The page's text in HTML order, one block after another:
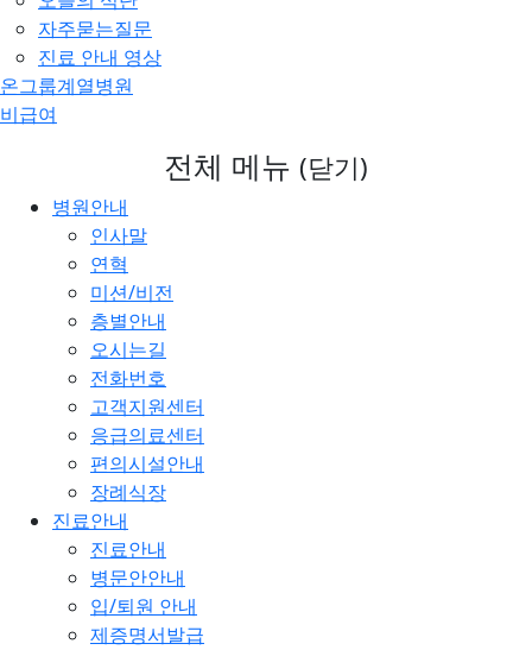
자주묻는질문
진료 안내 영상
온그룹계열병원
비급여
전체 메뉴 (닫기)
병원안내
인사말
연혁
미션/비전
층별안내
오시는길
전화번호
고객지원센터
응급의료센터
편의시설안내
장례식장
진료안내
진료안내
병문안안내
입/퇴원 안내
제증명서발급